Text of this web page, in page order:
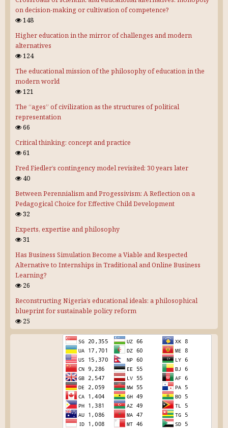
on decision-making or cultivation of competence?
148
Higher education in the mirror of challenges and modern
alternatives
124
The educational mission of the philosophy of education in the
modern world
121
The “ages” of civilization as the structures of political
representation
66
Critical thinking: concept and practice
61
Fred Fiedler’s contingency model revisited: 30 years later
40
Between Perennialism and Progessivism: A Reflection on a
Pedagogical Choice for Effective Child Development
32
Experts, expertise and philosophy
31
Has Business Simulation Become a Viable and Respected
Alternative to Internships in Traditional and Online Business
Learning?
26
Reconstructing Nigeria’s educational ideals: a philosophical
blueprint for sustainable policy reform
25